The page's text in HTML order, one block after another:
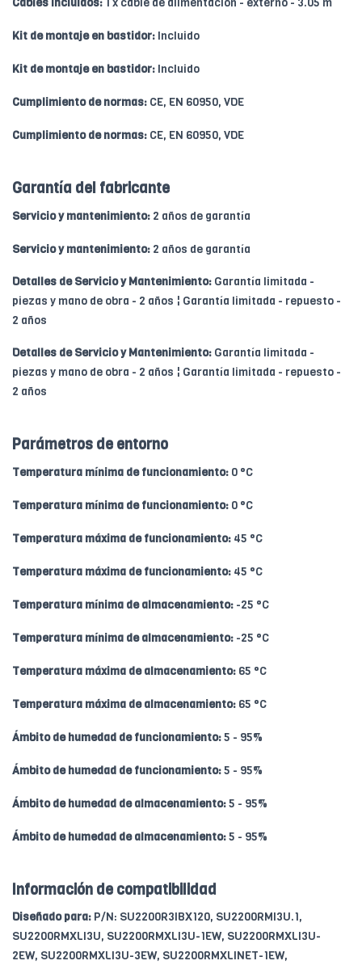
Cables incluidos: 1 x cable de alimentación - externo - 3.05 m
Kit de montaje en bastidor: Incluido
Kit de montaje en bastidor: Incluido
Cumplimiento de normas: CE, EN 60950, VDE
Cumplimiento de normas: CE, EN 60950, VDE
Garantía del fabricante
Servicio y mantenimiento: 2 años de garantía
Servicio y mantenimiento: 2 años de garantía
Detalles de Servicio y Mantenimiento: Garantía limitada -
piezas y mano de obra - 2 años ¦ Garantía limitada - repuesto -
2 años
Detalles de Servicio y Mantenimiento: Garantía limitada -
piezas y mano de obra - 2 años ¦ Garantía limitada - repuesto -
2 años
Parámetros de entorno
Temperatura mínima de funcionamiento: 0 °C
Temperatura mínima de funcionamiento: 0 °C
Temperatura máxima de funcionamiento: 45 °C
Temperatura máxima de funcionamiento: 45 °C
Temperatura mínima de almacenamiento: -25 °C
Temperatura mínima de almacenamiento: -25 °C
Temperatura máxima de almacenamiento: 65 °C
Temperatura máxima de almacenamiento: 65 °C
Ámbito de humedad de funcionamiento:5 - 95%
Ámbito de humedad de funcionamiento:5 - 95%
Ámbito de humedad de almacenamiento:5 - 95%
Ámbito de humedad de almacenamiento:5 - 95%
Información de compatibilidad
Diseñado para: P/N: SU2200R3IBX120, SU2200RMI3U.1,
SU2200RMXLI3U, SU2200RMXLI3U-1EW, SU2200RMXLI3U-
2EW, SU2200RMXLI3U-3EW, SU2200RMXLINET-1EW,